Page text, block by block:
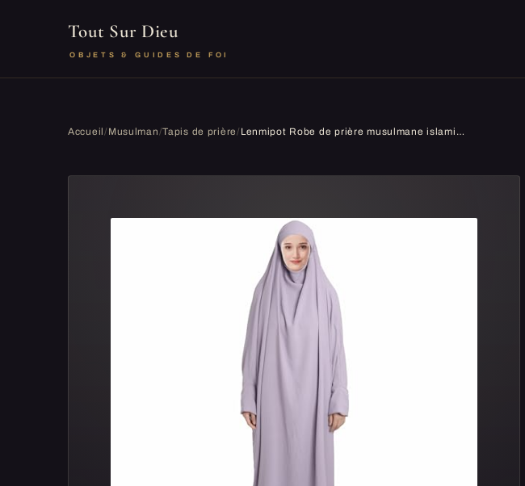
Tout Sur Dieu
OBJETS & GUIDES DE FOI
Accueil/ Musulman/Tapis de prière/ Lenmipot Robe de prière musulmane islamique Jilbab Aïd 1 pièce Robe de prière saoudienne ample couverte, lavande, taille unique